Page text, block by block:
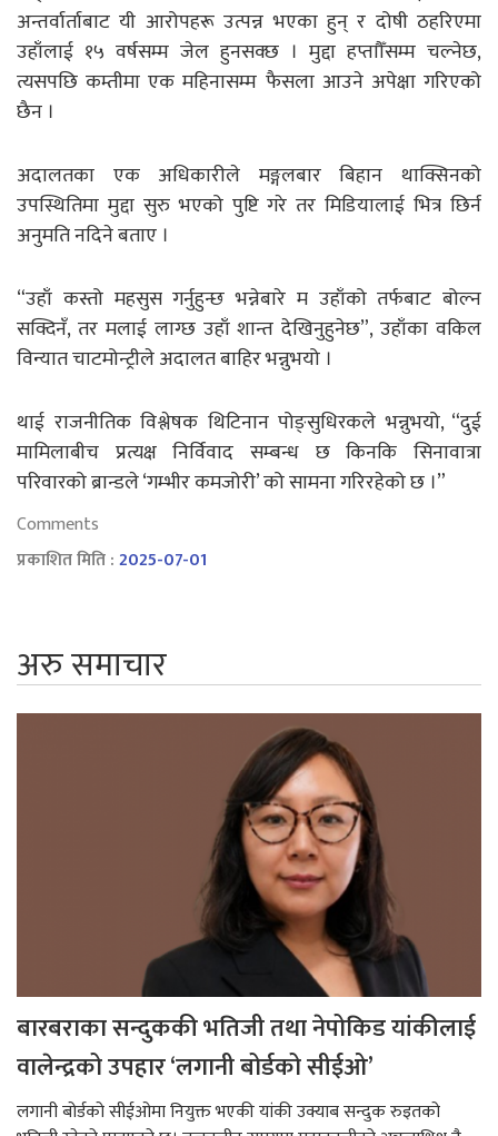
अन्तर्वार्ताबाट यी आरोपहरू उत्पन्न भएका हुन् र दोषी ठहरिएमा
उहाँलाई १५ वर्षसम्म जेल हुनसक्छ । मुद्दा हप्ताौँसम्म चल्नेछ,
त्यसपछि कम्तीमा एक महिनासम्म फैसला आउने अपेक्षा गरिएको
छैन ।
अदालतका एक अधिकारीले मङ्गलबार बिहान थाक्सिनको
उपस्थितिमा मुद्दा सुरु भएको पुष्टि गरे तर मिडियालाई भित्र छिर्न
अनुमति नदिने बताए ।
“उहाँ कस्तो महसुस गर्नुहुन्छ भन्नेबारे म उहाँको तर्फबाट बोल्न
सक्दिनँ, तर मलाई लाग्छ उहाँ शान्त देखिनुहुनेछ”, उहाँका वकिल
विन्यात चाटमोन्ट्रीले अदालत बाहिर भन्नुभयो ।
थाई राजनीतिक विश्लेषक थिटिनान पोङ्सुधिरकले भन्नुभयो, “दुई
मामिलाबीच प्रत्यक्ष निर्विवाद सम्बन्ध छ किनकि सिनावात्रा
परिवारको ब्रान्डले ‘गम्भीर कमजोरी’ को सामना गरिरहेको छ ।”
Comments
प्रकाशित मिति :2025-07-01
अरु समाचार
बारबराका सन्दुककी भतिजी तथा नेपोकिड यांकीलाई
वालेन्द्रको उपहार ‘लगानी बोर्डको सीईओ’
लगानी बोर्डको सीईओमा नियुक्त भएकी यांकी उक्याब सन्दुक रुइतको